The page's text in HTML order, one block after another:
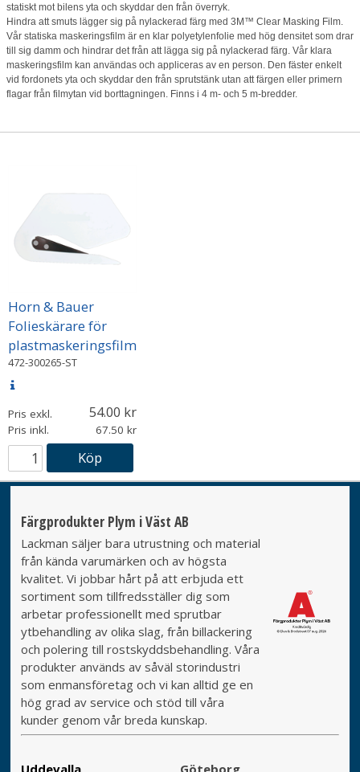
statiskt mot bilens yta och skyddar den från överryk.
Hindra att smuts lägger sig på nylackerad färg med 3M™ Clear Masking Film.
Vår statiska maskeringsfilm är en klar polyetylenfolie med hög densitet som drar
till sig damm och hindrar det från att lägga sig på nylackerad färg. Vår klara
maskeringsfilm kan användas och appliceras av en person. Den fäster enkelt
vid fordonets yta och skyddar den från sprutstänk utan att färgen eller primern
flagar från filmytan vid borttagningen. Finns i 4 m- och 5 m-bredder.
Horn & Bauer
Folieskärare för
plastmaskeringsfilm
472-300265-ST
Pris exkl. 54.00
Pris inkl. 67.50
Köp
Färgprodukter Plym i Väst AB
Lackman säljer bara utrustning och material
från kända varumärken och av högsta
kvalitet. Vi jobbar hårt på att erbjuda ett
sortiment som tillfredsställer dig som
arbetar professionellt med sprutbar
ytbehandling av olika slag, från billackering
och polering till rostskyddsbehandling. Våra
produkter används av såväl storindustri
som enmansföretag och vi kan alltid ge en
hög grad av service och stöd till våra
kunder genom vår breda kunskap.
Uddevalla Göteborg